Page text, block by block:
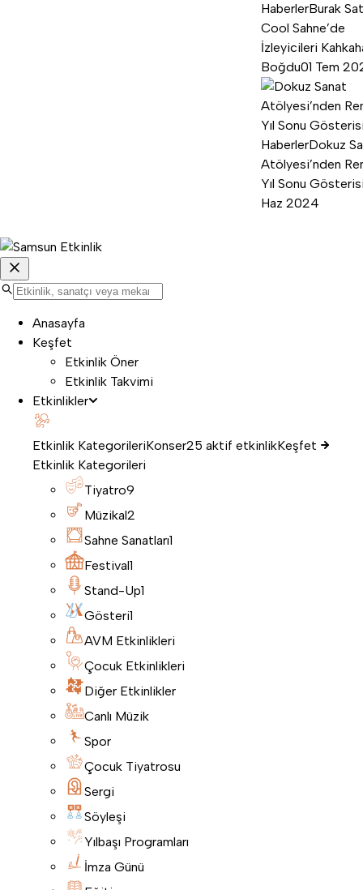
HaberlerBurak
Cool Sahne’de
İzleyicileri
Boğdu01 Tem
HaberlerDokuz
Atölyesi’nden
Yıl Sonu
Haz 2024
Anasayfa
Keşfet
Etkinlik Öner
Etkinlik Takvimi
Etkinlikler
Etkinlik KategorileriKonser25 aktif etkinlikKeşfet
Etkinlik Kategorileri
Tiyatro9
Müzikal2
Sahne Sanatları1
Festival1
Stand-Up1
Gösteri1
AVM Etkinlikleri
Çocuk Etkinlikleri
Diğer Etkinlikler
Canlı Müzik
Spor
Çocuk Tiyatrosu
Sergi
Söyleşi
Yılbaşı Programları
İmza Günü